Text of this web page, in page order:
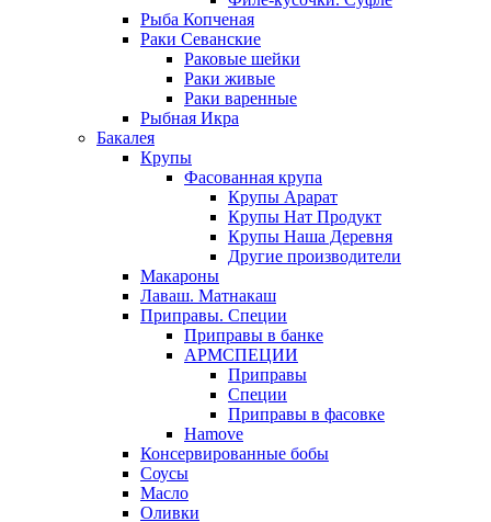
Рыба Копченая
Раки Севанские
Раковые шейки
Раки живые
Раки варенные
Рыбная Икра
Бакалея
Крупы
Фасованная крупа
Крупы Арарат
Крупы Нат Продукт
Крупы Наша Деревня
Другие производители
Макароны
Лаваш. Матнакаш
Приправы. Специи
Приправы в банке
АРМСПЕЦИИ
Приправы
Специи
Приправы в фасовке
Hamove
Консервированные бобы
Соусы
Масло
Оливки